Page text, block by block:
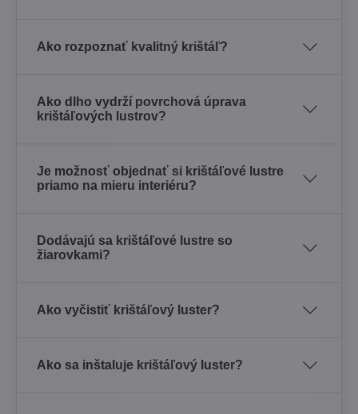
Ako rozpoznať kvalitný krištáľ?
Ako dlho vydrží povrchová úprava
krištáľových lustrov?
Je možnosť objednať si krištáľové lustre
priamo na mieru interiéru?
Dodávajú sa krištáľové lustre so
žiarovkami?
Ako vyčistiť krištáľový luster?
Ako sa inštaluje krištáľový luster?